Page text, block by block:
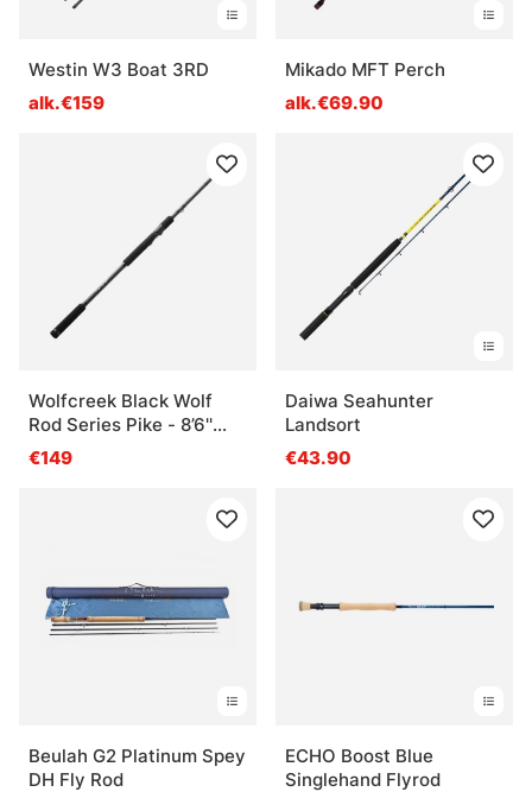
Westin W3 Boat 3RD
alk.€159
Mikado MFT Perch
alk.€69.90
Wolfcreek Black Wolf
Rod Series Pike - 8’6''
Spinning, 100g, Split
handle, 2-pc
€149
Daiwa Seahunter
Landsort
€43.90
Beulah G2 Platinum Spey
DH Fly Rod
ECHO Boost Blue
Singlehand Flyrod